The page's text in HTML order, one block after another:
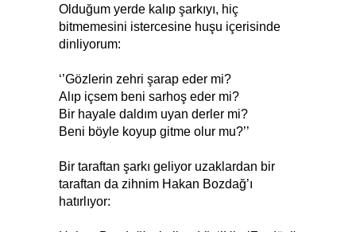
Olduğum yerde kalıp şarkıyı, hiç
bitmemesini istercesine huşu içerisinde
dinliyorum:
‘’Gözlerin zehri şarap eder mi?
Alıp içsem beni sarhoş eder mi?
Bir hayale daldım uyan derler mi?
Beni böyle koyup gitme olur mu?’’
Bir taraftan şarkı geliyor uzaklardan bir
taraftan da zihnim Hakan Bozdağ’ı
hatırlıyor: